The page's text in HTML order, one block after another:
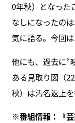
0年秋）となった
なしになったの
気に語る。今回
他にも、過去に“
ある見取り図（
秋）は汚名返上を
※番組情報：『